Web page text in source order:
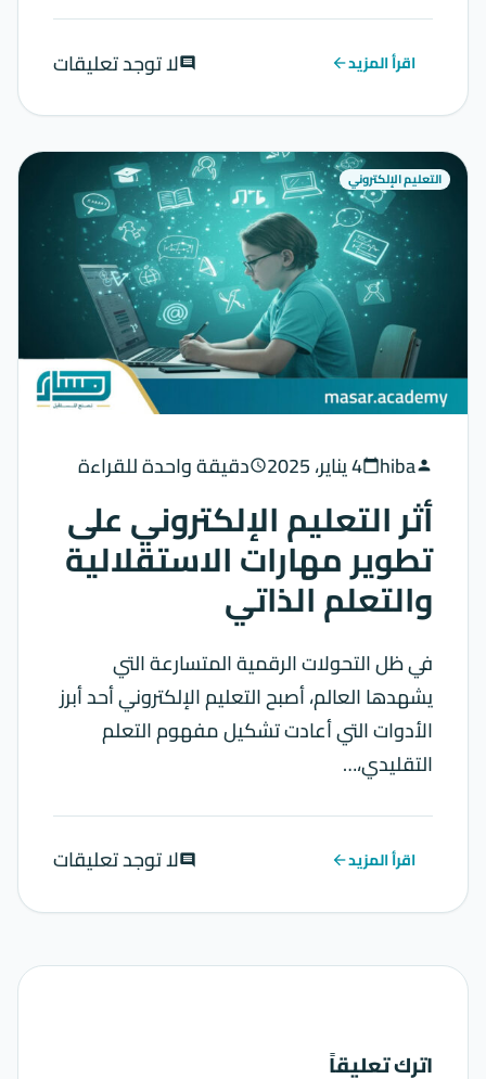
اقرأ المزيدarrow_back
commentلا توجد تعليقات
التعليم الإلكتروني
person
hiba
calendar_today4 يناير، 2025 scheduleدقيقة واحدة للقراءة
أثر التعليم الإلكتروني على
تطوير مهارات الاستقلالية
والتعلم الذاتي
في ظل التحولات الرقمية المتسارعة التي
يشهدها العالم، أصبح التعليم الإلكتروني أحد أبرز
الأدوات التي أعادت تشكيل مفهوم التعلم
التقليدي،…
اقرأ المزيدarrow_back
commentلا توجد تعليقات
اترك تعليقاً